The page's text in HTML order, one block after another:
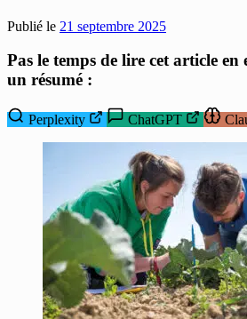
Publié le 21 septembre 2025
Pas le temps de lire cet article en
un résumé :
Perplexity ChatGPT